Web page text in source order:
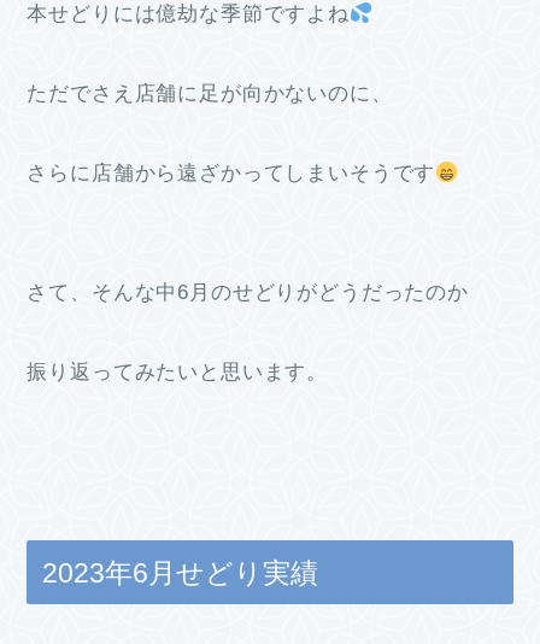
本せどりには億劫な季節ですよね
ただでさえ店舗に足が向かないのに、
さらに店舗から遠ざかってしまいそうです
さて、そんな中6月のせどりがどうだったのか
振り返ってみたいと思います。
2023年6月せどり実績